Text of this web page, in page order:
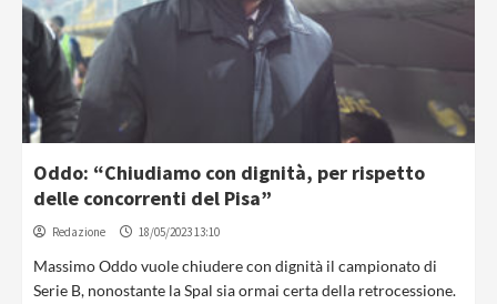
Oddo: “Chiudiamo con dignità, per rispetto
delle concorrenti del Pisa”
Redazione 18/05/2023 13:10
Massimo Oddo vuole chiudere con dignità il campionato di
Serie B, nonostante la Spal sia ormai certa della retrocessione.